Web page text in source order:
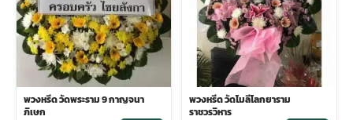
พวงหรีด วัดพระราม 9 กาญจนา
ภิเษก
พวงหรีด วัดโมลีโลกยาราม
ราชวรวิหาร